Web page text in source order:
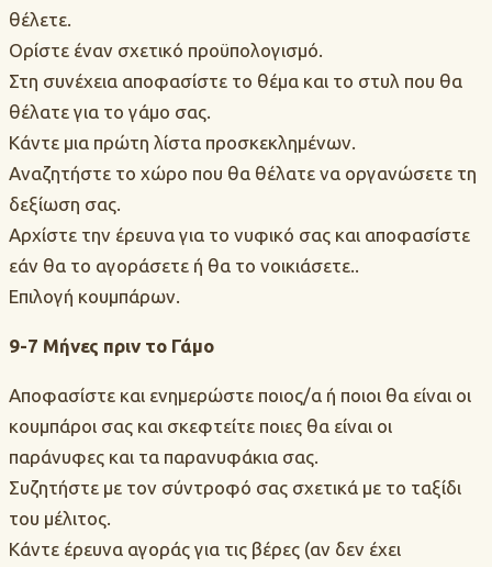
θέλετε.
Ορίστε έναν σχετικό προϋπολογισμό.
Στη συνέχεια αποφασίστε το θέμα και το στυλ που θα
θέλατε για το γάμο σας.
Κάντε μια πρώτη λίστα προσκεκλημένων.
Αναζητήστε το χώρο που θα θέλατε να οργανώσετε τη
δεξίωση σας.
Αρχίστε την έρευνα για το νυφικό σας και αποφασίστε
εάν θα το αγοράσετε ή θα το νοικιάσετε..
Επιλογή κουμπάρων.
9-7 Μήνες πριν το Γάμο
Αποφασίστε και ενημερώστε ποιος/α ή ποιοι θα είναι οι
κουμπάροι σας και σκεφτείτε ποιες θα είναι οι
παράνυφες και τα παρανυφάκια σας.
Συζητήστε με τον σύντροφό σας σχετικά με το ταξίδι
του μέλιτος.
Κάντε έρευνα αγοράς για τις βέρες (αν δεν έχει